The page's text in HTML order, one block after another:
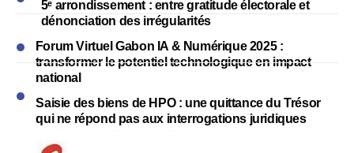
5ᵉ arrondissement : entre gratitude électorale et
dénonciation des irrégularités
Forum Virtuel Gabon IA & Numérique 2025 :
transformer le potentiel technologique en impact
national
Saisie des biens de HPO : une quittance du Trésor
qui ne répond pas aux interrogations juridiques